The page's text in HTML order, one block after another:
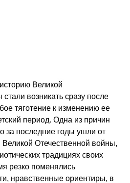
Великой
возникать сразу после
тяготение к изменению ее
период. Одна из причин
за последние годы ушли от
Великой Отечественной войны,
традициях своих
резко поменялись
нравственные ориентиры, в